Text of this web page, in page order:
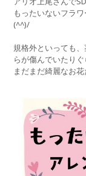
もったいないフラ
(^^)/
規格外といっても
らが傷んでいたり
まだまだ綺麗なお花